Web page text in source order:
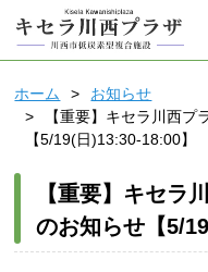
ホーム
お知らせ
【重要】キセラ川西
【5/19(日)13:30-18:00】
【重要】キセラ
のお知らせ【5/